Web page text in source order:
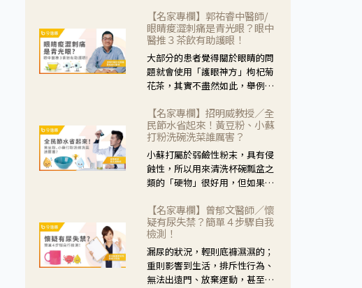
【名家專欄】郭祐睿中醫師/
眼睛痠澀刺痛是青光眼？眼中
醫推３茶飲有助護眼！
大部分的患者覺得關於眼睛的問
題就會使用「護眼神方」枸杞菊
花茶，其實不盡然如此，舉例來
紅、眼睛痛、眼屎多而且顏色
黃，當然就可以使用枸杞菊花
茶，但是枸杞的劑量要少，菊花
的劑量要多；若是有以上症狀以
外，眼睛還會有灼熱感，眼屎多
到會「牽絲」，也就是水樣分泌
了，這時候就要使用菊花、金銀
花來治療；假如單純的眼睛乾
澀，結膜沒有紅，眼睛周圍沒有
眼屎，這種情況是屬於「陰
虛」，就可以使用枸杞、蓮藕、
麥門冬、山藥等比較滋潤的藥
【名家專欄】招明威教授／全
民節水省起來！黃豆粉、小蘇
打粉洗碗洗菜誰厲害？
小蘇打屬於弱鹼性粉末，具有侵
蝕性，所以用來清洗杯碗瓢盆之
類的「硬物」很好用，但如果用
特別注意用法用量，使用過多或
是浸泡太久，容易腐蝕蔬菜的纖
維，讓菜軟掉不清脆。
【名家專欄】曾郁文醫師／懷
疑有尿失禁？簡單４步驟自我
檢測！
漏尿的狀況，輕則底褲濕濕的；
重則影響到生活，排斥性行為、
無法出遠門、放棄運動，甚至怕